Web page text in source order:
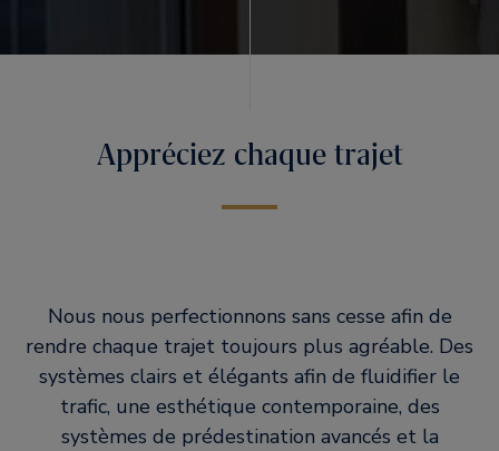
Appréciez chaque trajet
Nous nous perfectionnons sans cesse afin de
rendre chaque trajet toujours plus agréable. Des
systèmes clairs et élégants afin de fluidifier le
trafic, une esthétique contemporaine, des
systèmes de prédestination avancés et la